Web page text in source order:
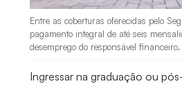
Entre as coberturas oferecidas pelo
pagamento integral de até seis
desemprego do responsável
Ingressar na graduação ou